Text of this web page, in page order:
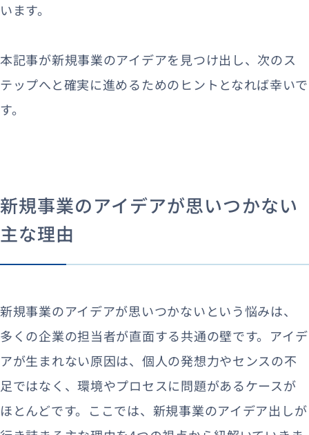
います。
本記事が新規事業のアイデアを見つけ出し、次のス
テップへと確実に進めるためのヒントとなれば幸いで
す。
新規事業のアイデアが思いつかない
主な理由
新規事業のアイデアが思いつかないという悩みは、
多くの企業の担当者が直面する共通の壁です。アイデ
アが生まれない原因は、個人の発想力やセンスの不
足ではなく、環境やプロセスに問題があるケースが
ほとんどです。ここでは、新規事業のアイデア出しが